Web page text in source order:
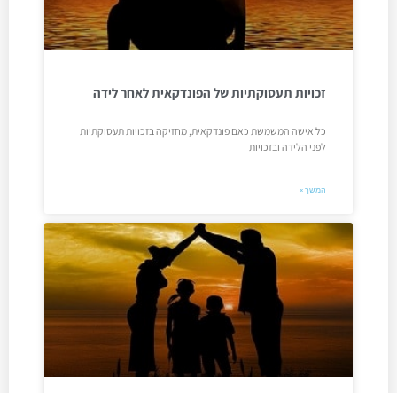
זכויות תעסוקתיות של הפונדקאית לאחר לידה
כל אישה המשמשת כאם פונדקאית, מחזיקה בזכויות תעסוקתיות
לפני הלידה ובזכויות
המשך »